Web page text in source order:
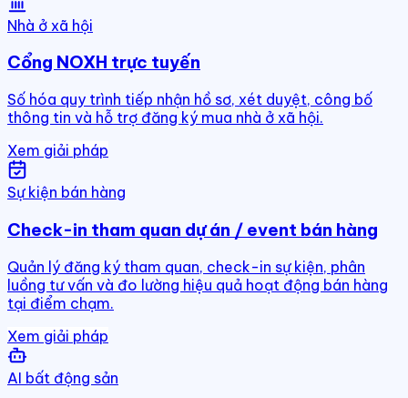
Nhà ở xã hội
Cổng NOXH trực tuyến
Số hóa quy trình tiếp nhận hồ sơ, xét duyệt, công bố
thông tin và hỗ trợ đăng ký mua nhà ở xã hội.
Xem giải pháp
Sự kiện bán hàng
Check-in tham quan dự án / event bán hàng
Quản lý đăng ký tham quan, check-in sự kiện, phân
luồng tư vấn và đo lường hiệu quả hoạt động bán hàng
tại điểm chạm.
Xem giải pháp
AI bất động sản